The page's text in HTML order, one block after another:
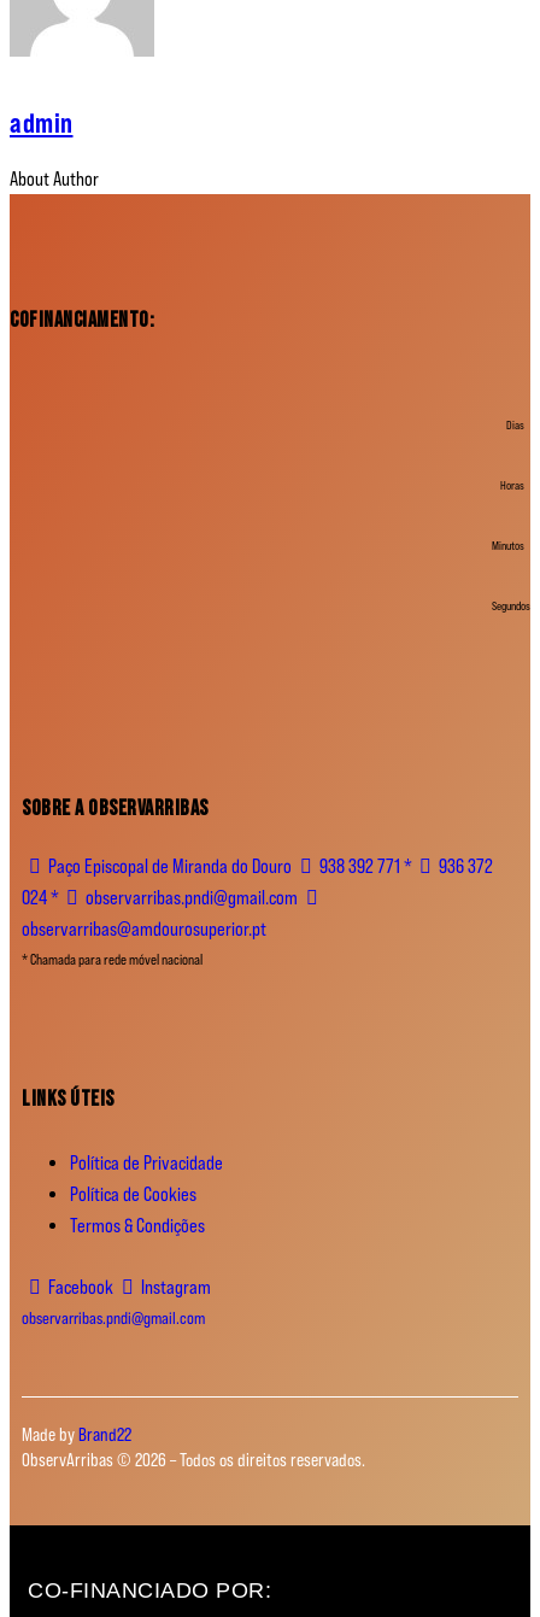
admin
About Author
Cofinanciamento:
Dias
Horas
Minutos
Segundos
SOBRE A OBSERVARRIBAS
Paço Episcopal de Miranda do Douro 938 392 771 *
936 372
024 *
observarribas.pndi@gmail.com
observarribas@amdourosuperior.pt
* Chamada para rede móvel nacional
LINKS ÚTEIS
Política de Privacidade
Política de Cookies
Termos & Condições
Facebook Instagram
observarribas.pndi@gmail.com
Made byBrand22
ObservArribas © 2026 – Todos os direitos reservados.
CO-FINANCIADO POR: